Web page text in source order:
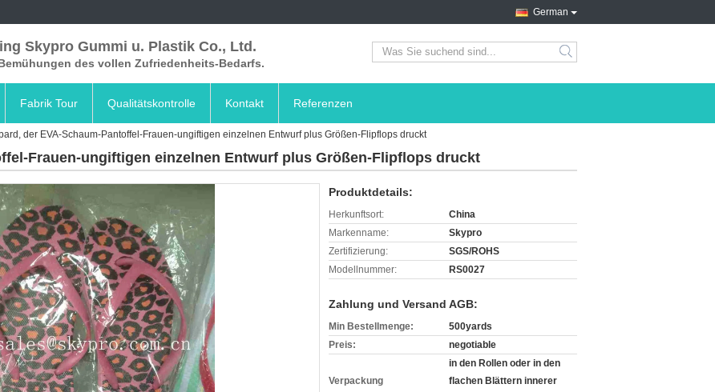
German
Skypro Gummi u. Plastik Co., Ltd.
des vollen Zufriedenheits-Bedarfs. search
Fabrik Tour Qualitätskontrolle Kontakt Referenzen
der EVA-Schaum-Pantoffel-Frauen-ungiftigen einzelnen Entwurf plus Größen-Flipflops druckt
Frauen-ungiftigen einzelnen Entwurf plus Größen-Flipflops druckt
Produktdetails:
Herkunftsort:
China
Markenname:
Skypro
Zertifizierung:
SGS/ROHS
Modellnummer:
RS0027
Zahlung und Versand AGB:
Min Bestellmenge:
500yards
Preis:
negotiable
Verpackung
in den Rollen oder in den
flachen Blättern innerer